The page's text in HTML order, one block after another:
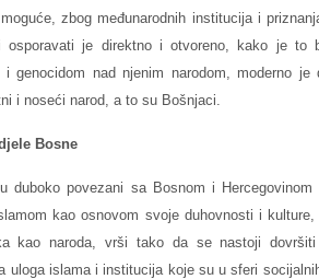
zbog međunarodnih institucija i
osporavati je direktno i otvoreno, kako je to
i genocidom nad njenim narodom, moderno
i noseći narod, a to su Bošnjaci.
Bosne
duboko povezani sa Bosnom i
kao osnovom svoje duhovnosti i
kao naroda, vrši tako da se nastoji
uloga islama i institucija koje su u sferi